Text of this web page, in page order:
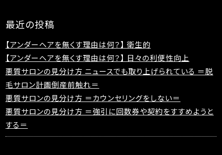
最近の投稿
【アンダーヘアを無くす理由は何？】 衛生的
【アンダーヘアを無くす理由は何？】 日々の利便性向上
悪質サロンの見分け方 ニュースでも取り上げられている ＝脱
毛サロン計画倒産前触れ＝
悪質サロンの見分け方 ＝カウンセリングをしない＝
悪質サロンの見分け方 ＝強引に回数券や契約をすすめようと
する＝